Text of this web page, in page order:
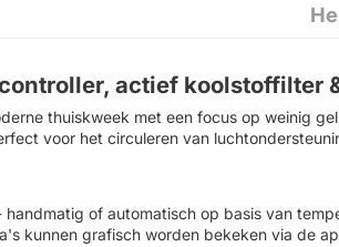
actief koolstoffilter
thuiskweek met een focus op weinig
voor het circuleren van
of automatisch op basis van
kunnen grafisch worden bekeken via de